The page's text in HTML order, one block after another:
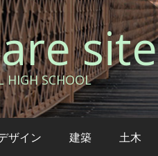
site
HIGH SCHOOL
ザイン 建築 土木